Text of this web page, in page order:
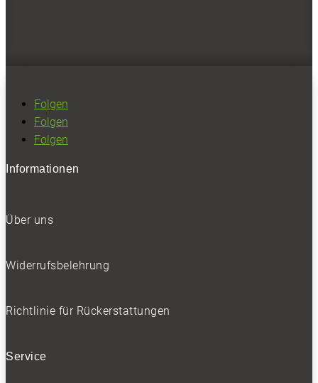
Folgen
Folgen
Folgen
Informationen
Über uns
Widerrufsbelehrung
Richtlinie für Rückerstattungen
Service